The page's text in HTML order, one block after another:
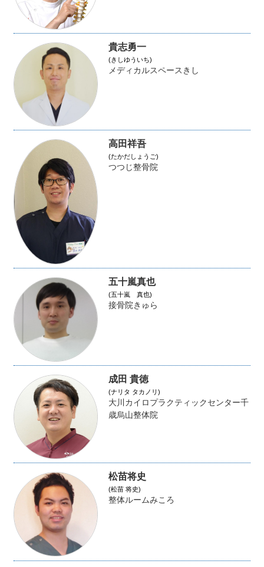
貴志勇一
(きしゆういち)
メディカルスペースきし
高田祥吾
(たかだしょうご)
つつじ整骨院
五十嵐真也
(五十嵐 真也)
接骨院きゅら
成田 貴徳
(ナリタ タカノリ)
大川カイロプラクティックセンター千
歳烏山整体院
松苗将史
(松苗 将史)
整体ルームみころ